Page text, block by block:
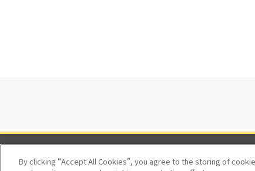
By clicking “Accept All Cookies”, you agree to the storing of